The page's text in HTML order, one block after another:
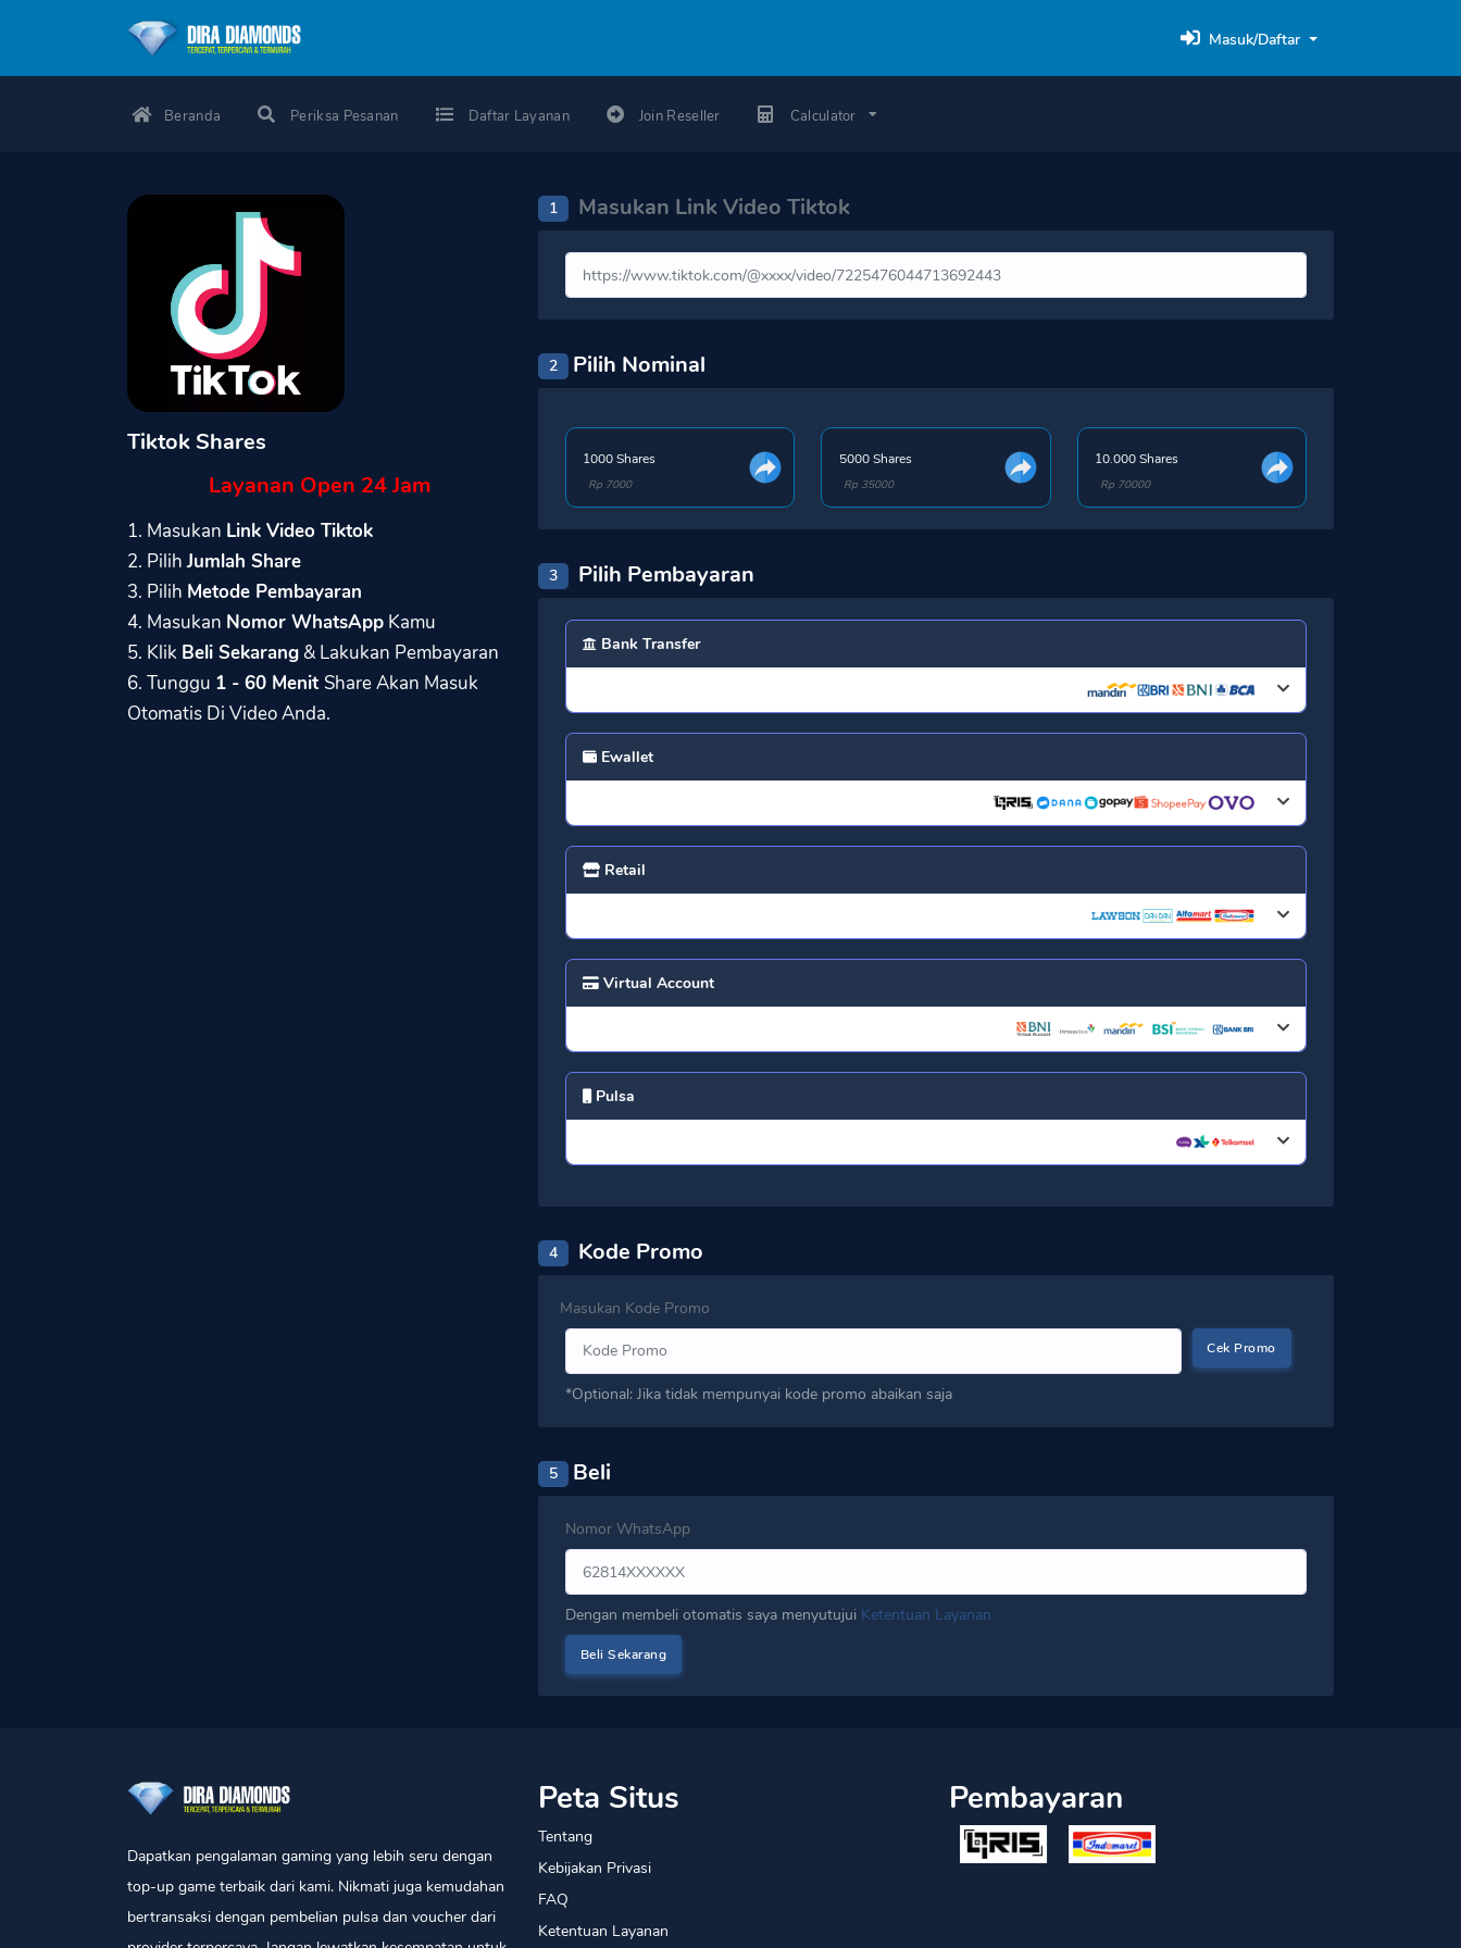
Masuk/Daftar
Beranda Periksa Pesanan Daftar Layanan Join Reseller Calculator
Tiktok Shares
Layanan Open 24 Jam
1. Masukan Link Video Tiktok
2. PilihJumlah Share
3. Pilih Metode Pembayaran
4. Masukan Nomor WhatsApp Kamu
5. Klik Beli Sekarang & Lakukan Pembayaran
6. Tunggu 1 - 60 MenitShare Akan Masuk
Otomatis Di Video Anda.
1 Masukan Link Video Tiktok
2 Pilih Nominal
1000 Shares
Rp 7000
5000 Shares
Rp 35000
10.000 Shares
Rp 70000
3 Pilih Pembayaran
Bank Transfer
Ewallet
Retail
Virtual Account
Pulsa
4 Kode Promo
Masukan Kode Promo
Cek Promo
*Optional: Jika tidak mempunyai kode promo abaikan saja
5 Beli
Nomor WhatsApp
Dengan membeli otomatis saya menyutujui Ketentuan Layanan
Dapatkan pengalaman gaming yang lebih seru dengan
top-up game terbaik dari kami. Nikmati juga kemudahan
bertransaksi dengan pembelian pulsa dan voucher dari
Peta Situs
Tentang
Kebijakan Privasi
FAQ
Ketentuan Layanan
Pembayaran